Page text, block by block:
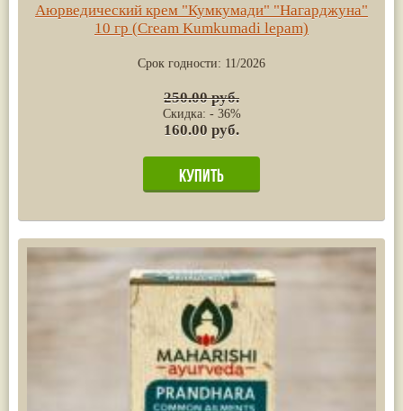
Аюрведический крем "Кумкумади" "Нагарджуна"
10 гр (Cream Kumkumadi lepam)
Срок годности: 11/2026
250.00 руб.
Скидка: - 36%
160.00 руб.